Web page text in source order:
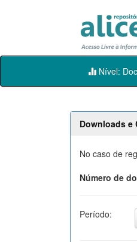
Skip
Nível:
Downloads e
No caso de
Número de
Período: